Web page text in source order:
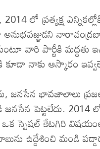
లో ప్రత్యక్ష
వారి పార్టీకి మద్దతు
నాకు ఆస్కారం
జనసేన భావజాలాలు
పెట్టలేదు. 2014 లో
ఒక స్పెషల్ కేటగిరి
ఉద్దేశించి మండి